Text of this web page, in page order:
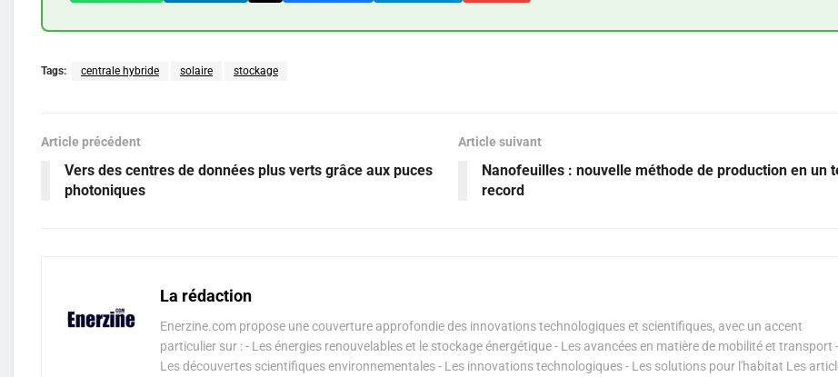
Tags: centrale hybride solaire stockage
Article précédent
Vers des centres de données plus verts grâce aux puces
photoniques
Article suivant
Nanofeuilles : nouvelle méthode de production en un
record
La rédaction
Enerzine.com propose une couverture approfondie des innovations technologiques et scientifiques, avec un accent
particulier sur : - Les énergies renouvelables et le stockage énergétique - Les avancées en matière de mobilité et transport -
Les découvertes scientifiques environnementales - Les innovations technologiques - Les solutions pour l'habitat Les